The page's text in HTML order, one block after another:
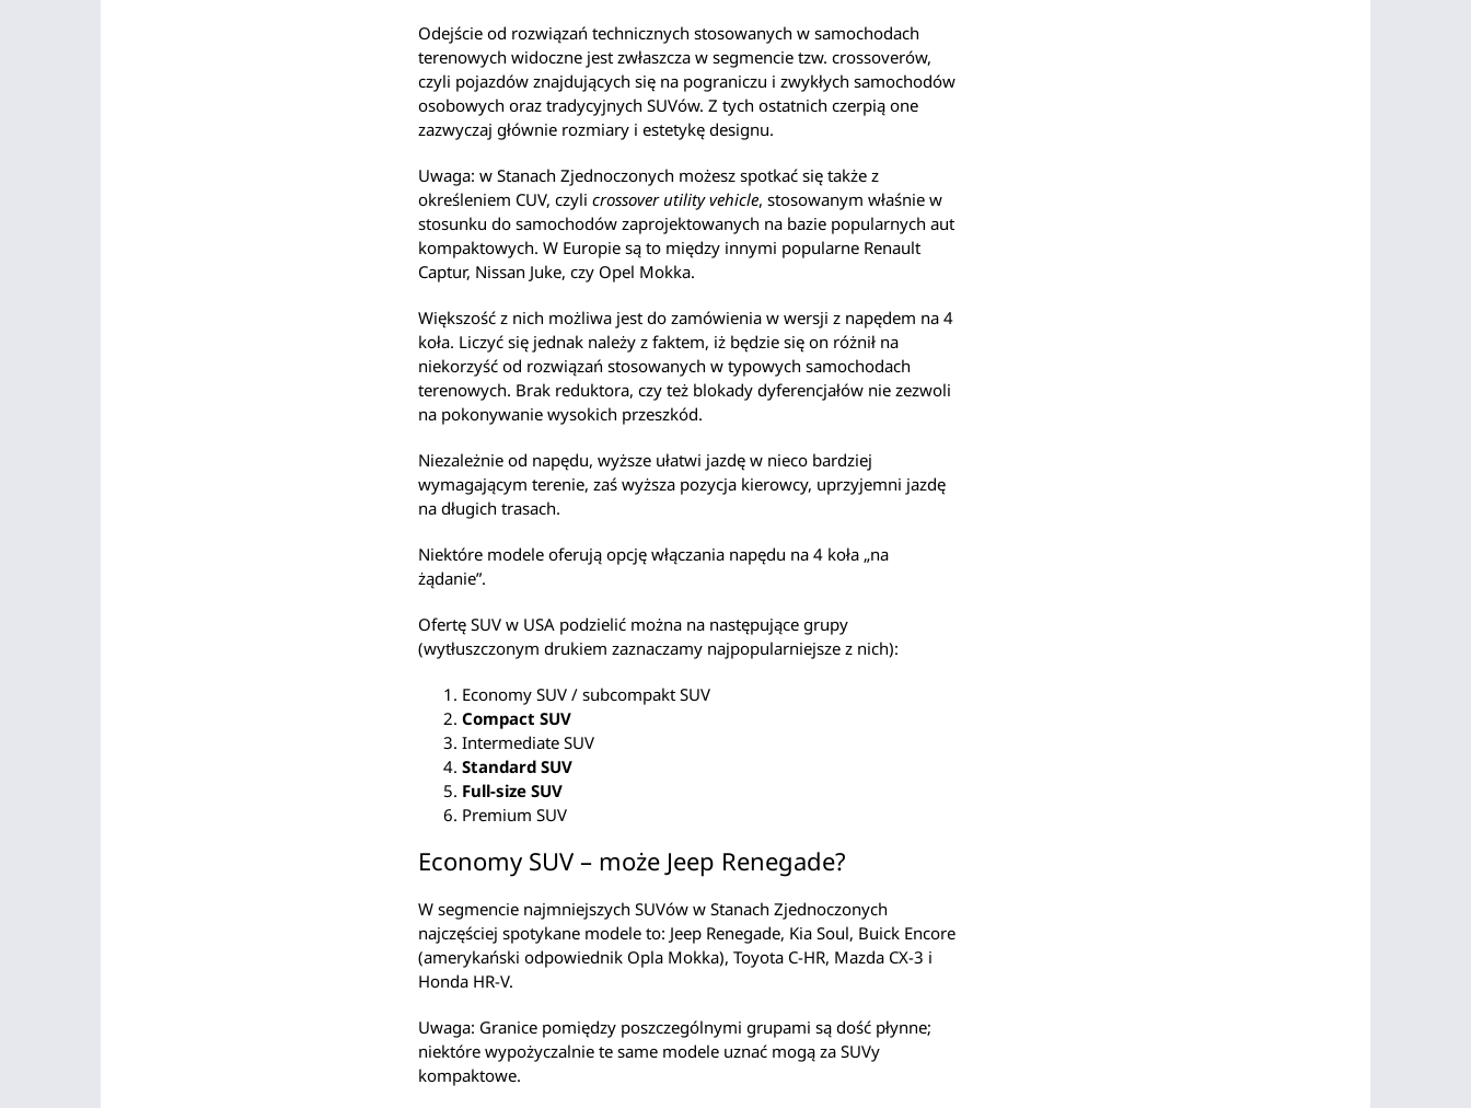
Odejście od rozwiązań technicznych stosowanych w samochodach
terenowych widoczne jest zwłaszcza w segmencie tzw. crossoverów,
czyli pojazdów znajdujących się na pograniczu i zwykłych samochodów
osobowych oraz tradycyjnych SUVów. Z tych ostatnich czerpią one
zazwyczaj głównie rozmiary i estetykę designu.
Uwaga: w Stanach Zjednoczonych możesz spotkać się także z
określeniem CUV, czyli crossover utility vehicle, stosowanym właśnie w
stosunku do samochodów zaprojektowanych na bazie popularnych aut
kompaktowych. W Europie są to między innymi popularne Renault
Captur, Nissan Juke, czy Opel Mokka.
Większość z nich możliwa jest do zamówienia w wersji z napędem na 4
koła. Liczyć się jednak należy z faktem, iż będzie się on różnił na
niekorzyść od rozwiązań stosowanych w typowych samochodach
terenowych. Brak reduktora, czy też blokady dyferencjałów nie zezwoli
na pokonywanie wysokich przeszkód.
Niezależnie od napędu, wyższe ułatwi jazdę w nieco bardziej
wymagającym terenie, zaś wyższa pozycja kierowcy, uprzyjemni jazdę
na długich trasach.
Niektóre modele oferują opcję włączania napędu na 4 koła „na
żądanie”.
Ofertę SUV w USA podzielić można na następujące grupy
(wytłuszczonym drukiem zaznaczamy najpopularniejsze z nich):
Economy SUV / subcompakt SUV
Compact SUV
Intermediate SUV
Standard SUV
Full-size SUV
Premium SUV
Economy SUV – może Jeep Renegade?
W segmencie najmniejszych SUVów w Stanach Zjednoczonych
najczęściej spotykane modele to: Jeep Renegade, Kia Soul, Buick Encore
(amerykański odpowiednik Opla Mokka), Toyota C-HR, Mazda CX-3 i
Honda HR-V.
Uwaga: Granice pomiędzy poszczególnymi grupami są dość płynne;
niektóre wypożyczalnie te same modele uznać mogą za SUVy
kompaktowe.